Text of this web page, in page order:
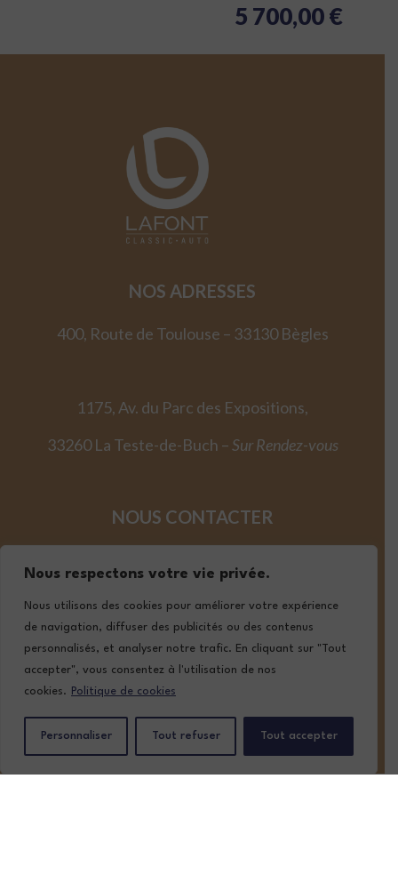
Nous respectons votre vie privée.
Nous utilisons des cookies pour améliorer votre expérience
de navigation, diffuser des publicités ou des contenus
personnalisés, et analyser notre trafic. En cliquant sur "Tout
accepter", vous consentez à l'utilisation de nos
cookies.
Politique de cookies
Personnaliser Tout refuser Tout accepter
5 700,00€
NOS ADRESSES
400, Route de Toulouse – 33130 Bègles
1175, Av. du Parc des Expositions,
33260 La Teste-de-Buch –Sur Rendez-vous
NOUS CONTACTER
SUIVEZ-NOUS